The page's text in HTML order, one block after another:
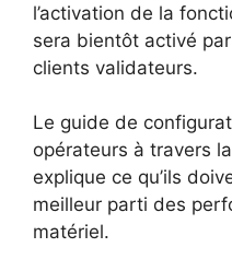
l’activation de la
sera bientôt activé
clients validateurs.
Le guide de
opérateurs à travers
explique ce qu’ils
meilleur parti des
matériel.